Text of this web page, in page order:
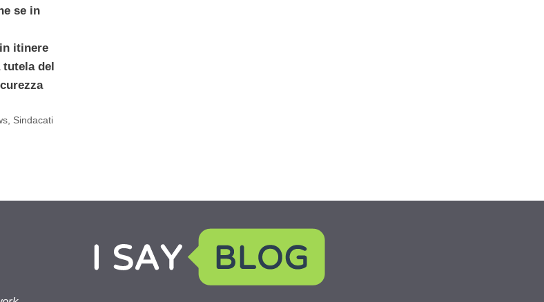
se in
itinere
del
, Sindacati